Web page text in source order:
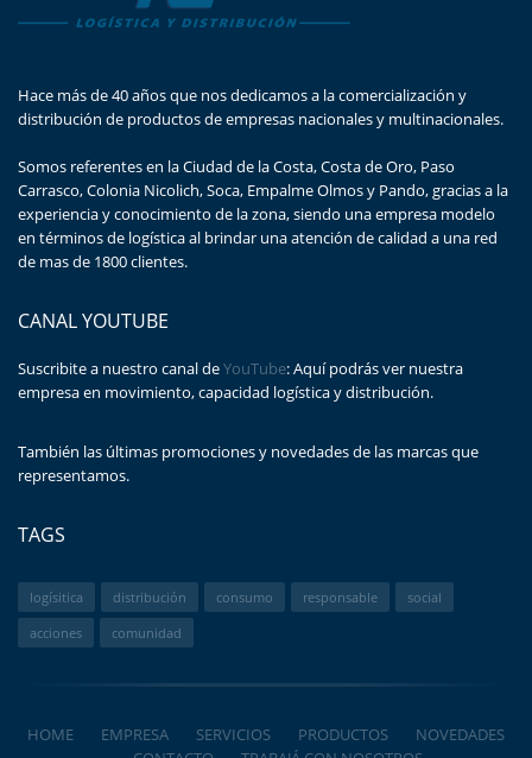
Hace más de 40 años que nos dedicamos a la comercialización y
distribución de productos de empresas nacionales y multinacionales.
Somos referentes en la Ciudad de la Costa, Costa de Oro, Paso
Carrasco, Colonia Nicolich, Soca, Empalme Olmos y Pando, gracias a la
experiencia y conocimiento de la zona, siendo una empresa modelo
en términos de logística al brindar una atención de calidad a una red
de mas de 1800 clientes.
CANAL YOUTUBE
Suscribite a nuestro canal deYouTube: Aquí podrás ver nuestra
empresa en movimiento, capacidad logística y distribución.
También las últimas promociones y novedades de las marcas que
representamos.
TAGS
logísitica distribución consumo responsable
social
acciones
comunidad
HOME EMPRESA SERVICIOS PRODUCTOS
NOVEDADES